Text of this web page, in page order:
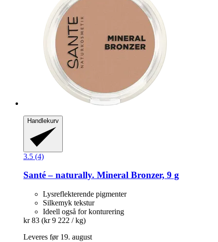
Handlekurv
3.5 (4)
Santé – naturally. Mineral Bronzer, 9 g
Lysreflekterende pigmenter
Silkemyk tekstur
Ideell også for konturering
kr 83 (kr 9 222 / kg)
Leveres før 19. august